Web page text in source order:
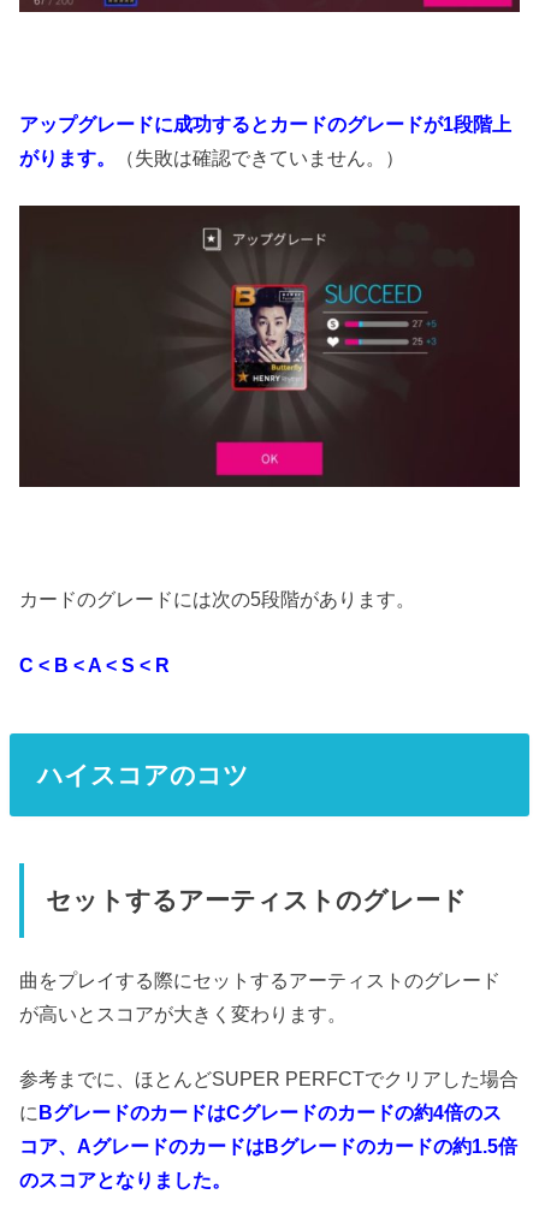
アップグレードに成功するとカードのグレードが1段階上
がります。
（失敗は確認できていません。）
カードのグレードには次の5段階があります。
C < B < A < S < R
ハイスコアのコツ
セットするアーティストのグレード
曲をプレイする際にセットするアーティストのグレード
が高いとスコアが大きく変わります。
参考までに、ほとんどSUPER PERFCTでクリアした場合
に BグレードのカードはCグレードのカードの約4倍のス
コア、AグレードのカードはBグレードのカードの約1.5倍
のスコアとなりました。